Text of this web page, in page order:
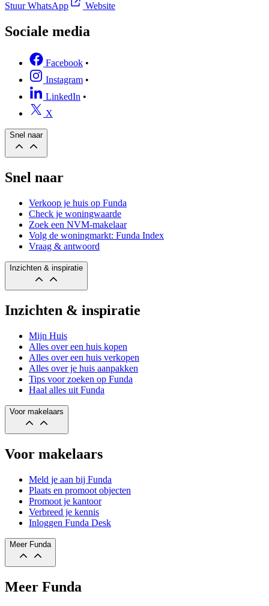
Stuur WhatsApp
Website
Sociale media
Facebook •
Instagram •
LinkedIn •
X
Snel naar
Snel naar
Verkoop je huis op Funda
Check je woningwaarde
Zoek een NVM-makelaar
Volg de woningmarkt: Funda Index
Vraag & antwoord
Inzichten & inspiratie
Inzichten & inspiratie
Mijn Huis
Alles over een huis kopen
Alles over een huis verkopen
Alles over je huis aanpakken
Tips voor zoeken op Funda
Haal alles uit Funda
Voor makelaars
Voor makelaars
Meld je aan bij Funda
Plaats en promoot objecten
Promoot je kantoor
Verbreed je kennis
Inloggen Funda Desk
Meer Funda
Meer Funda